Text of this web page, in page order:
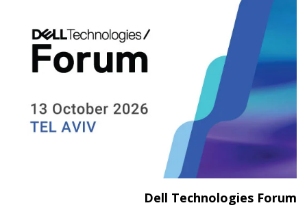
Dell Technologies Forum